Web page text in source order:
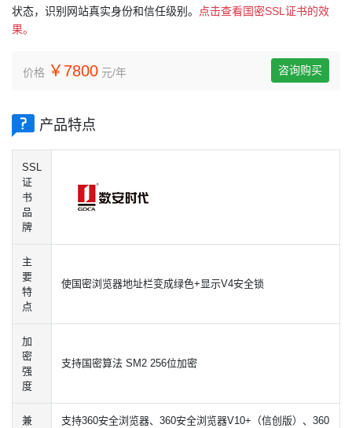
状态，识别网站真实身份和信任级别。
点击查看国密SSL证书的效
果。
价格 ￥7800 元/年 咨询购买
产品特点
SSL
证
书
品
牌
主
要
特
点
使国密浏览器地址栏变成绿色+显示V4安全锁
加
密
强
度
支持国密算法 SM2 256位加密
兼
支持360安全浏览器、360安全浏览器V10+（信创版）、360